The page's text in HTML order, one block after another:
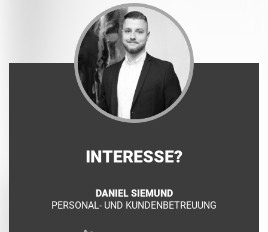
INTERESSE?
DANIEL SIEMUND
PERSONAL- UND KUNDENBETREUUNG